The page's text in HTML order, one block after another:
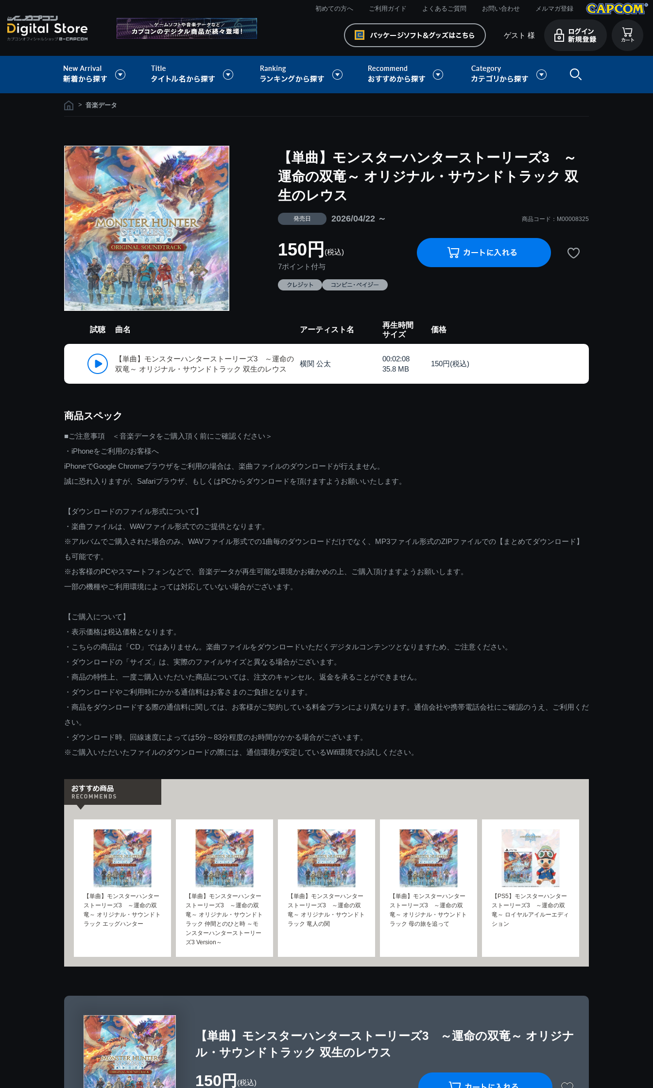
初めての方へ ご利用ガイド よくあるご質問 お問い合わせ メルマガ登録
ゲスト 様
> 音楽データ
【単曲】モンスターハンターストーリーズ3 ～
運命の双竜～ オリジナル・サウンドトラック 双
生のレウス
発売日 2026/04/22 ～ 商品コード：M00008325
150円 (税込)
7ポイント付与
試聴 曲名 アーティスト名
再生時間
サイズ
価格
【単曲】モンスターハンターストーリーズ3 ～運命の
双竜～ オリジナル・サウンドトラック 双生のレウス
横関 公太
00:02:08
35.8 MB
150円(税込)
商品スペック
■ご注意事項 ＜音楽データをご購入頂く前にご確認ください＞
・iPhoneをご利用のお客様へ
iPhoneでGoogle Chromeブラウザをご利用の場合は、楽曲ファイルのダウンロードが行えません。
誠に恐れ入りますが、Safariブラウザ、もしくはPCからダウンロードを頂けますようお願いいたします。
【ダウンロードのファイル形式について】
・楽曲ファイルは、WAVファイル形式でのご提供となります。
※アルバムでご購入された場合のみ、WAVファイル形式での1曲毎のダウンロードだけでなく、MP3ファイル形式のZIPファイルでの【まとめてダウンロード】
も可能です。
※お客様のPCやスマートフォンなどで、音楽データが再生可能な環境かお確かめの上、ご購入頂けますようお願いします。
一部の機種やご利用環境によっては対応していない場合がございます。
【ご購入について】
・表示価格は税込価格となります。
・こちらの商品は「CD」ではありません。楽曲ファイルをダウンロードいただくデジタルコンテンツとなりますため、ご注意ください。
・ダウンロードの「サイズ」は、実際のファイルサイズと異なる場合がございます。
・商品の特性上、一度ご購入いただいた商品については、注文のキャンセル、返金を承ることができません。
・ダウンロードやご利用時にかかる通信料はお客さまのご負担となります。
・商品をダウンロードする際の通信料に関しては、お客様がご契約している料金プランにより異なります。通信会社や携帯電話会社にご確認のうえ、ご利用くだ
さい。
・ダウンロード時、回線速度によっては5分～83分程度のお時間がかかる場合がございます。
※ご購入いただいたファイルのダウンロードの際には、通信環境が安定しているWifi環境でお試しください。
【単曲】モンスターハンター
ストーリーズ3 ～運命の双
竜～ オリジナル・サウンドト
ラック エッグハンター
【単曲】モンスターハンター
ストーリーズ3 ～運命の双
竜～ オリジナル・サウンドト
ラック 仲間とのひと時 ～モ
ンスターハンターストーリー
ズ3 Version～
【単曲】モンスターハンター
ストーリーズ3 ～運命の双
竜～ オリジナル・サウンドト
ラック 竜人の関
【単曲】モンスターハンター
ストーリーズ3 ～運命の双
竜～ オリジナル・サウンドト
ラック 母の旅を追って
【PS5】モンスターハンター
ストーリーズ3 ～運命の双
竜～ ロイヤルアイルーエディ
ション
【単曲】モンスターハンターストーリーズ3 ～運命の双竜～ オリジナ
ル・サウンドトラック 双生のレウス
150円 (税込)